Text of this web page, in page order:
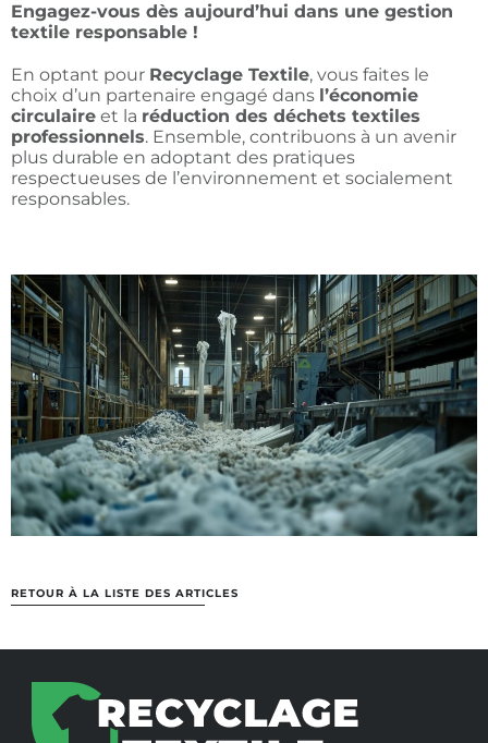
Engagez-vous dès aujourd’hui dans une gestion
textile responsable !
En optant pour Recyclage Textile, vous faites le
choix d’un partenaire engagé dans l’économie
circulaire et la réduction des déchets textiles
professionnels. Ensemble, contribuons à un avenir
plus durable en adoptant des pratiques
respectueuses de l’environnement et socialement
responsables.
RETOUR À LA LISTE DES ARTICLES